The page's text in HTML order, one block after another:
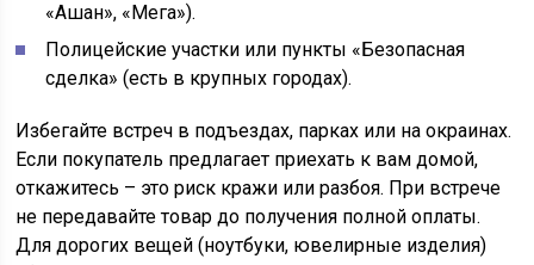
«Ашан», «Мега»).
Полицейские участки или пункты «Безопасная
сделка» (есть в крупных городах).
Избегайте встреч в подъездах, парках или на окраинах.
Если покупатель предлагает приехать к вам домой,
откажитесь – это риск кражи или разбоя. При встрече
не передавайте товар до получения полной оплаты.
Для дорогих вещей (ноутбуки, ювелирные изделия)